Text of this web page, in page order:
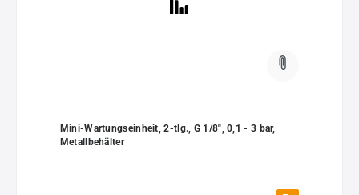
Mini-Wartungseinheit, 2-tlg., G 1/8", 0,1 - 3 bar,
Metallbehälter